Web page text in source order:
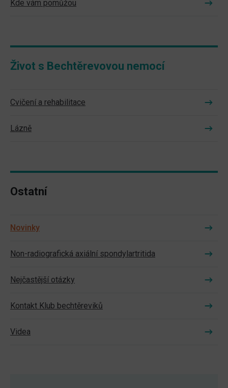
Kde vám pomůžou
Život s Bechtěrevovou nemocí
Cvičení a rehabilitace
Lázně
Ostatní
Novinky
Non-radiografická axiální spondylartritida
Nejčastější otázky
Kontakt Klub bechtěreviků
Videa